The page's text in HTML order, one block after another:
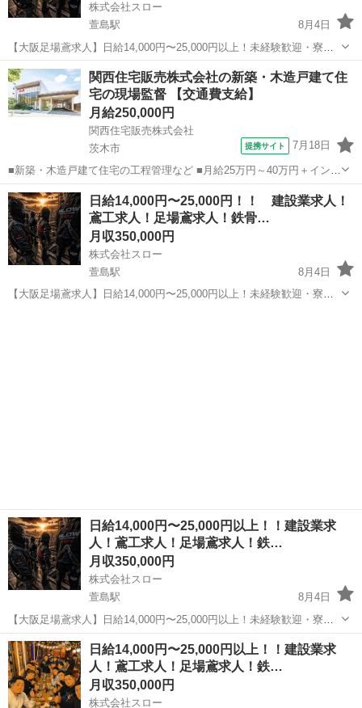
株式会社スロー
萱島駅
8月4日
【大阪足場鳶求人】日給14,000円〜25,000円以上！未経験歓迎・寮完
備・日払い相談OK｜株式会社スロー｜大阪府寝屋川市 大阪で足場鳶
の仕事を探している方、寝屋川市周辺で高収入の鳶職求人を探してい
る方はぜひ株式会社スロ...
大阪 寝屋川市 萱島駅 鳶職 足場
関西住宅販売株式会社の新築・木造戸建て住
宅の現場監督 【交通費支給】
月給250,000円
関西住宅販売株式会社
茨木市
提携サイト 7月18日
■新築・木造戸建て住宅の工程管理など ■月給25万円～40万円＋インセ
ンティブ＋各種手当＋賞与 ※経験や能力、前職の給与などを考慮 ※資
格手当 ・1級建築施工管理技士：月3万円 ・2級建築施工管理技士：月
1万円 ・宅地建物...
大阪 茨木市 施工管理
日給14,000円〜25,000円！！ 建設業求人！
鳶工求人！足場鳶求人！鉄骨…
月収350,000円
株式会社スロー
萱島駅
8月4日
【大阪足場鳶求人】日給14,000円〜25,000円以上！未経験歓迎・寮完
日給14,000円〜25,000円以上！！建設業求
人！鳶工求人！足場鳶求人！鉄…
月収350,000円
株式会社スロー
萱島駅
8月4日
【大阪足場鳶求人】日給14,000円〜25,000円以上！未経験歓迎・寮完
備・日払い相談OK｜株式会社スロー｜大阪府守口市 大阪で足場鳶の
仕事を探している方、守口市周辺で高収入の鳶職求人を探している方
はぜひ株式会社スローへ...
大阪 寝屋川市 足場
日給14,000円〜25,000円以上！！建設業求
人！鳶工求人！足場鳶求人！鉄…
月収350,000円
株式会社スロー